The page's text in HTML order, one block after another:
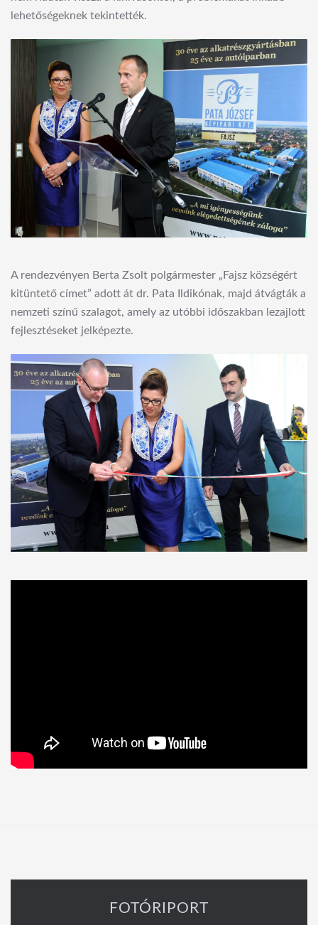
lehetőségeknek tekintették.
A rendezvényen Berta Zsolt polgármester „Fajsz községért
kitüntető címet” adott át dr. Pata Ildikónak, majd átvágták a
nemzeti színű szalagot, amely az utóbbi időszakban lezajlott
fejlesztéseket jelképezte.
FOTÓRIPORT